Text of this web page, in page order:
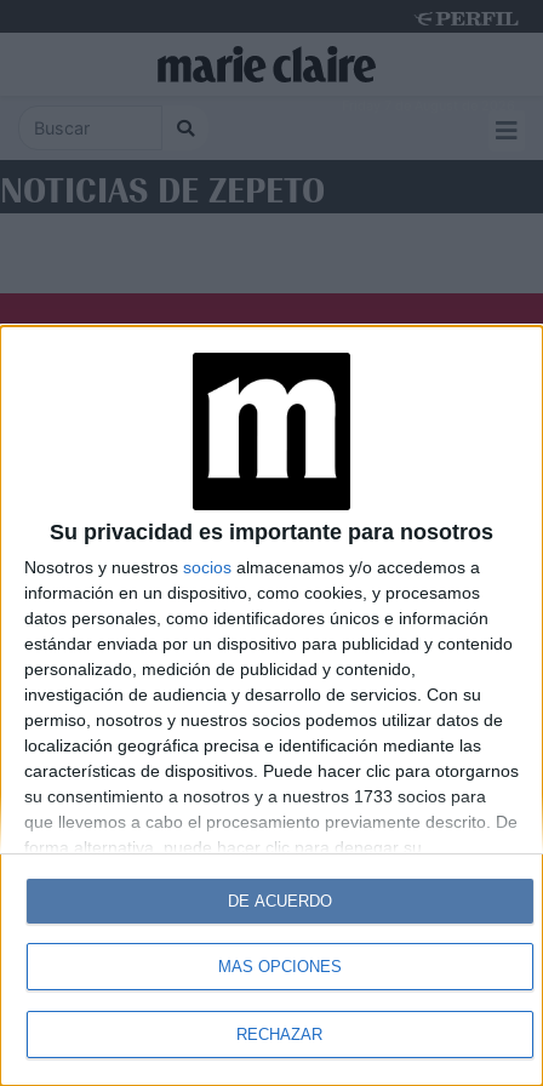
Su privacidad es importante para nosotros
Nosotros y nuestros socios almacenamos y/o accedemos a
información en un dispositivo, como cookies, y procesamos
datos personales, como identificadores únicos e información
estándar enviada por un dispositivo para publicidad y contenido
personalizado, medición de publicidad y contenido,
investigación de audiencia y desarrollo de servicios. Con su
permiso, nosotros y nuestros socios podemos utilizar datos de
localización geográfica precisa e identificación mediante las
características de dispositivos. Puede hacer clic para otorgarnos
su consentimiento a nosotros y a nuestros 1733 socios para
que llevemos a cabo el procesamiento previamente descrito. De
forma alternativa, puede hacer clic para denegar su
cambiar sus preferencias antes de otorgar su consentimiento.
Tenga en cuenta que algún procesamiento de sus datos
personales puede no requerir de su consentimiento, pero usted
tiene el derecho de rechazar tal procesamiento. Sus
sus preferencias o retirar su consentimiento en cualquier
MÁS OPCIONES
RECHAZAR
DE ACUERDO
NOTICIAS DE ZEPETO
Caras Noticias
Weekend Parabrisas
Look
Luz Mía Lunateen Break BATimes
© Perfil.com 2006-2019 - Todos los derechos reservados
Registro de Propiedad Intelectual: Nro. 5346433